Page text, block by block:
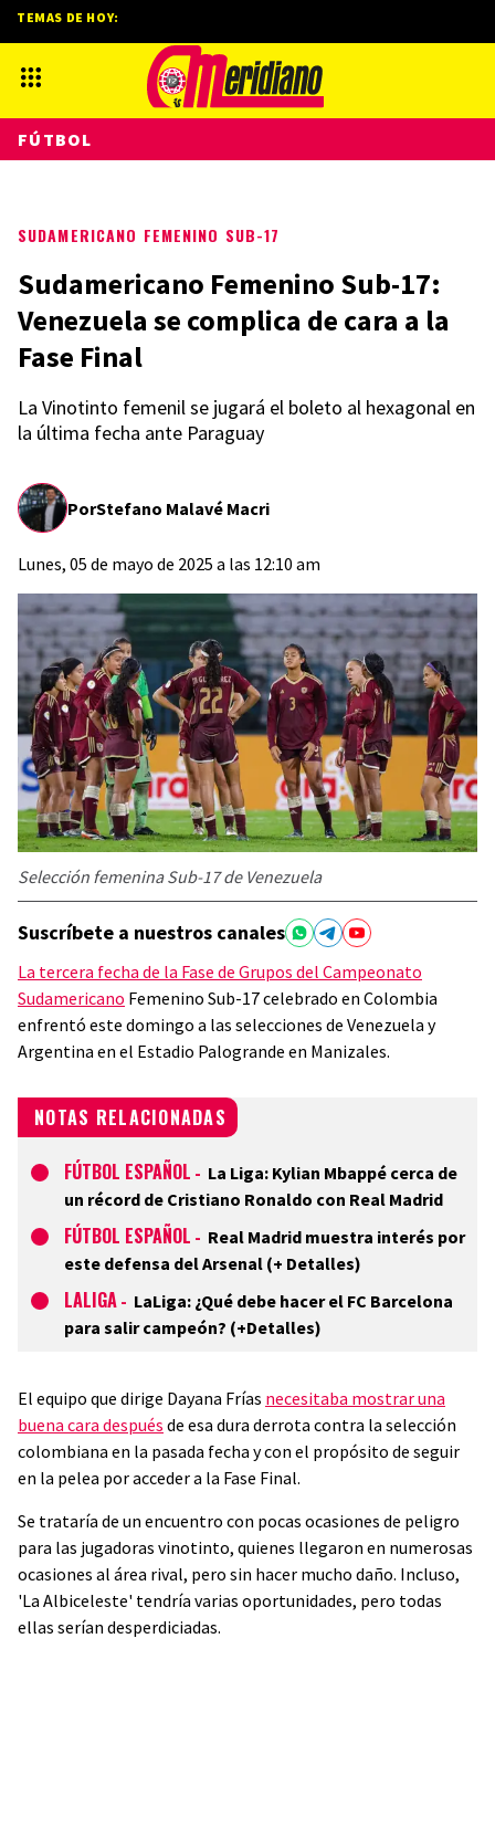
SUDAMERICANO FEMENINO SUB-17
Sudamericano Femenino Sub-17:
Venezuela se complica de cara a la
Fase Final
La Vinotinto femenil se jugará el boleto al hexagonal en
la última fecha ante Paraguay
PorStefano Malavé Macri
Lunes, 05 de mayo de 2025 a las 12:10 am
Selección femenina Sub-17 de Venezuela
Suscríbete a nuestros canales
La tercera fecha de la Fase de Grupos del Campeonato
Sudamericano Femenino Sub-17 celebrado en Colombia
enfrentó este domingo a las selecciones de Venezuela y
Argentina en el Estadio Palogrande en Manizales.
NOTAS RELACIONADAS
FÚTBOL ESPAÑOL - La Liga: Kylian Mbappé cerca de
un récord de Cristiano Ronaldo con Real Madrid
FÚTBOL ESPAÑOL - Real Madrid muestra interés por
este defensa del Arsenal (+ Detalles)
LALIGA - LaLiga: ¿Qué debe hacer el FC Barcelona
para salir campeón? (+Detalles)
El equipo que dirige Dayana Frías necesitaba mostrar una
buena cara después de esa dura derrota contra la selección
colombiana en la pasada fecha y con el propósito de seguir
en la pelea por acceder a la Fase Final.
Se trataría de un encuentro con pocas ocasiones de peligro
para las jugadoras vinotinto, quienes llegaron en numerosas
ocasiones al área rival, pero sin hacer mucho daño. Incluso,
'La Albiceleste' tendría varias oportunidades, pero todas
ellas serían desperdiciadas.
TEMAS DE HOY:
FÚTBOL